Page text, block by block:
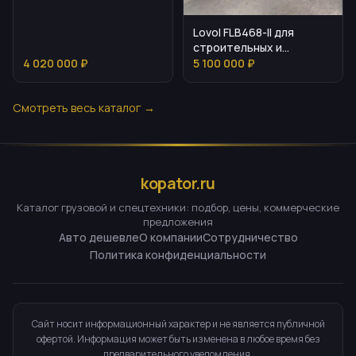
4 020 000 ₽
Lovol FLB468-II для
строительных и
дорожных работ
5 100 000 ₽
Смотреть весь каталог →
kopator.ru
Каталог грузовой и спецтехники: подбор, цены, коммерческие
предложения
Авто дешевлеО компанииСотрудничество
Политика конфиденциальности
Сайт носит информационный характер и не является публичной
офертой. Информация может быть изменена в любое время без